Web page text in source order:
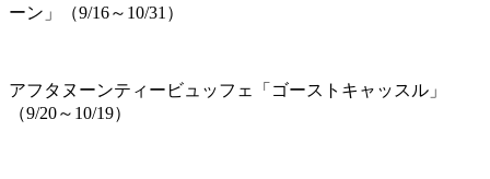
ーン」（9/16～10/31）
アフタヌーンティービュッフェ「ゴーストキャッスル」
（9/20～10/19）